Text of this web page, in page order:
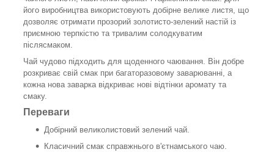
його виробництва використовують добірне велике листя, що
дозволяє отримати прозорий золотисто-зелений настій із
приємною терпкістю та тривалим солодкуватим
післясмаком.
Чай чудово підходить для щоденного чаювання. Він добре
розкриває свій смак при багаторазовому заварюванні, а
кожна нова заварка відкриває нові відтінки аромату та
смаку.
Переваги
Добірний великолистовий зелений чай.
Класичний смак справжнього в'єтнамського чаю.